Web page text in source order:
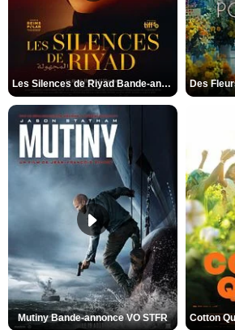
Les Silences de Riyad Bande-annonce VO STFR
Mutiny Bande-annonce VO STFR